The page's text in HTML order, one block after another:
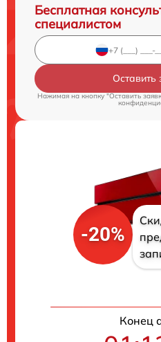
Бесплатная
специалистом
Оставить
Нажимая на кнопку "Оставить
-20%
Конец